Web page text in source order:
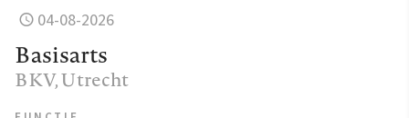
04-08-2026
Basisarts
BKV, Utrecht